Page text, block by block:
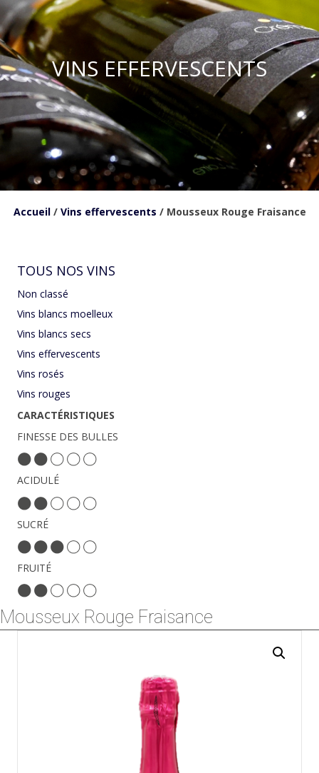
VINS EFFERVESCENTS
Accueil/ Vins effervescents / Mousseux Rouge Fraisance
TOUS NOS VINS
Non classé
Vins blancs moelleux
Vins blancs secs
Vins effervescents
Vins rosés
Vins rouges
CARACTÉRISTIQUES
FINESSE DES BULLES
ACIDULÉ
SUCRÉ
FRUITÉ
Mousseux Rouge Fraisance